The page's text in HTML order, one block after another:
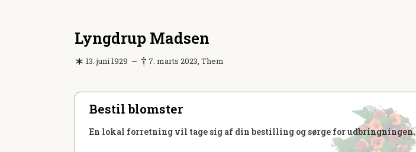
Lyngdrup Madsen
13. juni 1929 7. marts 2023, Them
Bestil blomster
En lokal forretning vil tage sig af din bestilling og sørge for udbringningen.